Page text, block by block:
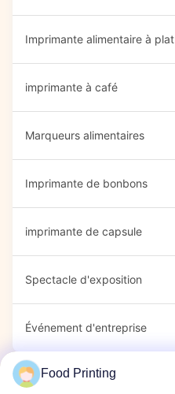
Imprimante alimentaire à plat
imprimante à café
Marqueurs alimentaires
Imprimante de bonbons
imprimante de capsule
Spectacle d'exposition
Événement d'entreprise
Food Printing